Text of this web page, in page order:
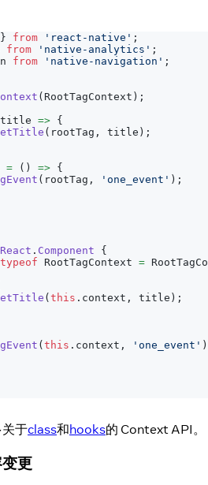
} from 'react-native' ;
from 'native-analytics' ;
from 'native-navigation' ;
( RootTagContext ) ;
title => {
( rootTag , title ) ;
= ( ) => {
( rootTag , 'one_event' ) ;
React . Component
{
typeof RootTagContext =
( this . context , title ) ;
( this . context , 'one_event' )
于class和hooks的 Context API。
更